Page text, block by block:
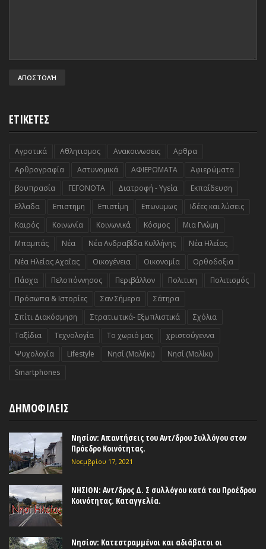
ΕΤΙΚΕΤΕΣ
Αγροτικά Αθλητισμος Ανακοινωσεις
Αρθρα
Αρθρογραφία
Αστυνομικά ΑΦΙΕΡΩΜΑΤΑ
Αφιερώματα
βουπρασία
ΓΕΓΟΝΟΤΑ Διατροφή - Υγεία
Εκπαίδευση
Ελλαδα
Επιστημη Επιστίμη Επωνυμως
Ιδέες και λύσεις
Καιρός
Κοινωνία Κοινωνικά Κόσμος
Μια Γνώμη
Μπαμπάς
Νέα Νέα Ανδραβίδα Κυλλήνης
Νέα Ηλείας
Νέα Ηλείας Αχαΐας
Οικογένεια Οικονομία
Ορθοδοξια
Πάσχα
Πελοπόννησος Περιβάλλον Πολιτικη
Πολιτισμός
Πρόσωπα & Ιστορίες
Σαν Σήμερα
Σάτηρα
Σπίτι Διακόσμηση
Στρατιωτικά- Εξωπλιστικά
Σχόλια
Ταξίδια
Τεχνολογία Το χωριό μας
χριστούγεννα
Ψυχολογία
Lifestyle Nησί (Μαλήκι)
Nησί (Μαλίκι)
Smartphones
ΔΗΜΟΦΙΛΕΙΣ
Νησίον: Απαντήσεις του Αντ/δρου Συλλόγου στον
Πρόεδρο Κοινότητας.
Νοεμβρίου 17, 2021
ΝΗΣΙΟΝ: Αντ/δρος Δ. Σ συλλόγου κατά του Προέδρου
Κοινότητας. Καταγγελία.
Νησίον: Κατεστραμμένοι και αδιάβατοι οι